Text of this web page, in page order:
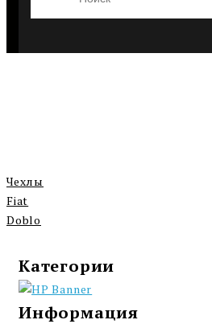
Чехлы
Fiat
Doblo
Категории
Информация